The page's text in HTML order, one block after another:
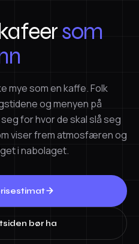
som
mye som en kaffe. Folk
og menyen på
for hvor de skal slå seg
viser frem atmosfæren og
i nabolaget.
bør ha